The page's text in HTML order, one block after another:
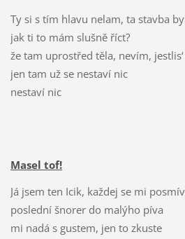
Ty si s tím hlavu nelam, ta stavba
jak ti to mám slušně říct?
že tam uprostřed těla, nevím,
jen tam už se nestaví nic
nestaví nic
Masel tof!
Já jsem ten Icik, každej se mi
poslední šnorer do malýho píva
mi nadá s gustem, jen to zkuste